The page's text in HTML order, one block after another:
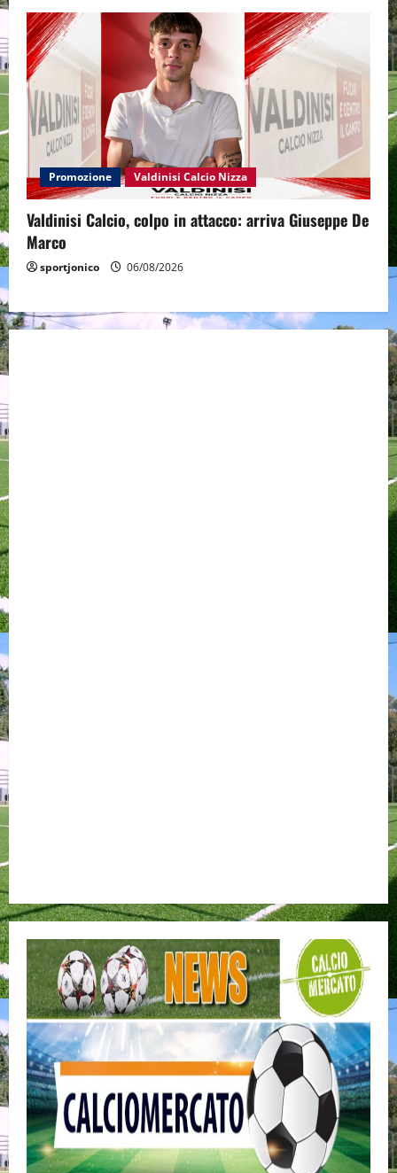
Promozione Valdinisi Calcio Nizza
Valdinisi Calcio, colpo in attacco: arriva Giuseppe De
Marco
sportjonico 06/08/2026